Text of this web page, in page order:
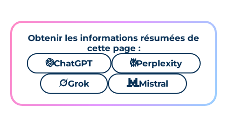
Obtenir les informations résumées de
cette page :
🌌ChatGPT ⚙Perplexity
🪐Grok 🐱 Mistral